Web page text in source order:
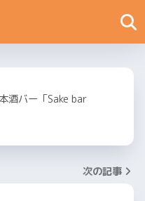
酒バー「Sake bar
次の記事